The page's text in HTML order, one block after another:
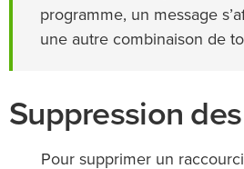
programme, un message
une autre combinaison de
Suppression
Pour supprimer un